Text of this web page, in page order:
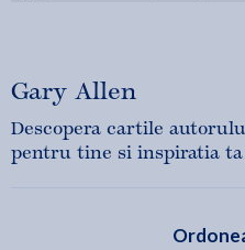
Gary Allen
Descopera cartile
pentru tine si inspiratia